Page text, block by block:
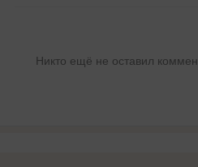
Никто ещё не оставил